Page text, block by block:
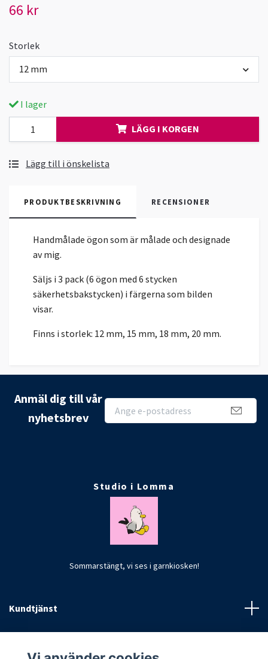
66 kr
Storlek
12 mm
I lager
LÄGG I KORGEN
Lägg till i önskelista
PRODUKTBESKRIVNING RECENSIONER
Handmålade ögon som är målade och designade
av mig.
Säljs i 3 pack (6 ögon med 6 stycken
säkerhetsbakstycken) i färgerna som bilden
visar.
Finns i storlek: 12 mm, 15 mm, 18 mm, 20 mm.
Anmäl dig till vår
nyhetsbrev
Studio i Lomma
Sommarstängt, vi ses i garnkiosken!
Kundtjänst